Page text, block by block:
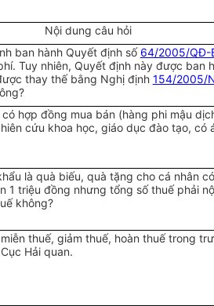
Nội dung câu hỏi
ban hành Quyết định số 64/2005/QĐ-
Tuy nhiên, Quyết định này được ban
thay thế bằng Nghị định 154/2005/
hợp đồng mua bán (hàng phi mậu
cứu khoa học, giáo dục đào tạo, có
là quà biếu, quà tặng cho cá nhân
1 triệu đồng nhưng tổng số thuế phải
không?
thuế, giảm thuế, hoàn thuế trong
Hải quan.